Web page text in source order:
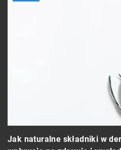
Jak naturalne składniki w